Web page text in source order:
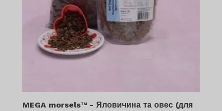
MEGA morsels™ - Яловичина та овес (для